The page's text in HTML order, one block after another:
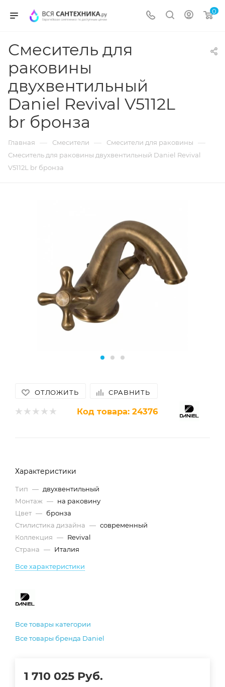
0
Смеситель для
раковины
двухвентильный
Daniel Revival V5112L
br бронза
Главная — Смесители — Смесители для раковины —
Смеситель для раковины двухвентильный Daniel Revival
V5112L br бронза
ОТЛОЖИТЬ СРАВНИТЬ
Код товара: 24376
Характеристики
Тип — двухвентильный
Монтаж — на раковину
Цвет — бронза
Стилистика дизайна — современный
Коллекция — Revival
Страна — Италия
Все характеристики
Все товары категории
Все товары бренда Daniel
1 710 025 Руб.